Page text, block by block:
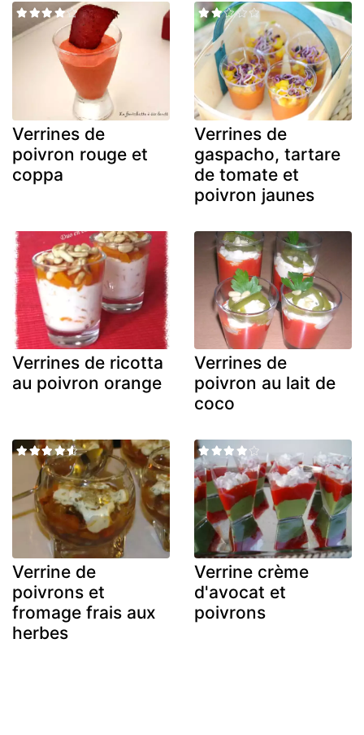
Verrines de
poivron rouge et
coppa
Verrines de
gaspacho, tartare
de tomate et
poivron jaunes
Verrines de ricotta
au poivron orange
Verrines de
poivron au lait de
coco
Verrine de
poivrons et
fromage frais aux
herbes
Verrine crème
d'avocat et
poivrons